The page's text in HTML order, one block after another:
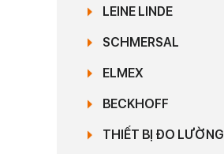
LEINE LINDE
SCHMERSAL
ELMEX
BECKHOFF
THIẾT BỊ ĐO LƯỜNG